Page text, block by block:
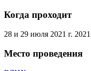
Когда проходит
28 и 29 июля 2021 г.
Место проведения